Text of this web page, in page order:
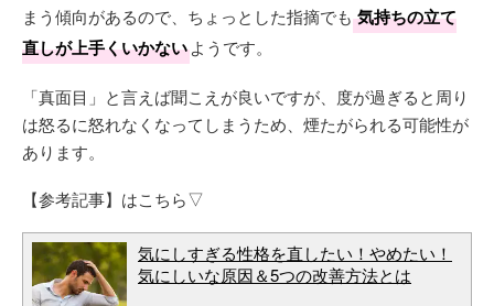
まう傾向があるので、ちょっとした指摘でも 気持ちの立て
直しが上手くいかないようです。
「真面目」と言えば聞こえが良いですが、度が過ぎると周り
は怒るに怒れなくなってしまうため、煙たがられる可能性が
あります。
【参考記事】はこちら▽
気にしすぎる性格を直したい！やめたい！
気にしいな原因＆5つの改善方法とは